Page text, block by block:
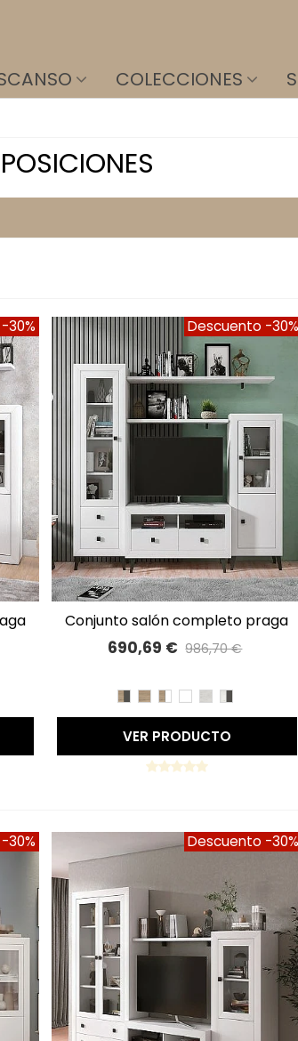
COLECCIONES
-30% Descuento -30%
A LISTA DE DESEOS
conjunto salón completo praga
240cm 45
690,69 € 986,70 €
CAMBRIAN/PIZARRA
CAMBRIAN
CAMBRIAN/BLANCO
BLANCO
TIBETTIBET/
VER PRODUCTO
-30% Descuento -30%